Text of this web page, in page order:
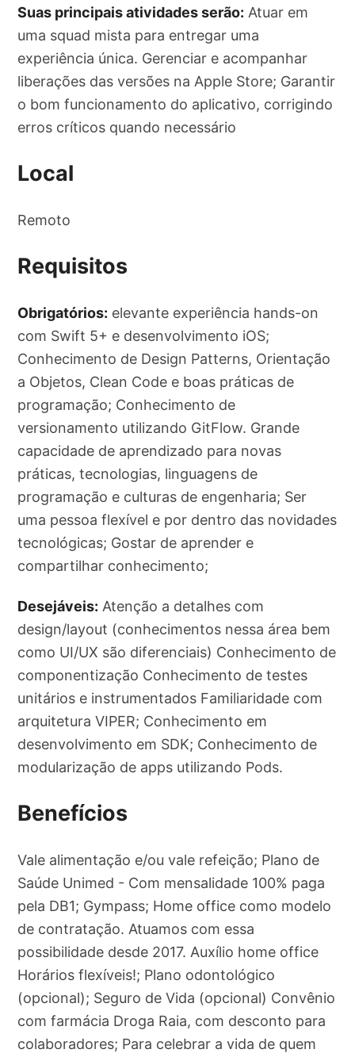
Suas principais atividades serão: Atuar em
uma squad mista para entregar uma
experiência única. Gerenciar e acompanhar
liberações das versões na Apple Store; Garantir
o bom funcionamento do aplicativo, corrigindo
erros críticos quando necessário
Local
Remoto
Requisitos
Obrigatórios: elevante experiência hands-on
com Swift 5+ e desenvolvimento iOS;
Conhecimento de Design Patterns, Orientação
a Objetos, Clean Code e boas práticas de
programação; Conhecimento de
versionamento utilizando GitFlow. Grande
capacidade de aprendizado para novas
práticas, tecnologias, linguagens de
programação e culturas de engenharia; Ser
uma pessoa flexível e por dentro das novidades
tecnológicas; Gostar de aprender e
compartilhar conhecimento;
Desejáveis: Atenção a detalhes com
design/layout (conhecimentos nessa área bem
como UI/UX são diferenciais) Conhecimento de
componentização Conhecimento de testes
unitários e instrumentados Familiaridade com
arquitetura VIPER; Conhecimento em
desenvolvimento em SDK; Conhecimento de
modularização de apps utilizando Pods.
Benefícios
Vale alimentação e/ou vale refeição; Plano de
Saúde Unimed - Com mensalidade 100% paga
pela DB1; Gympass; Home office como modelo
de contratação. Atuamos com essa
possibilidade desde 2017. Auxílio home office
Horários flexíveis!; Plano odontológico
(opcional); Seguro de Vida (opcional) Convênio
com farmácia Droga Raia, com desconto para
colaboradores; Para celebrar a vida de quem